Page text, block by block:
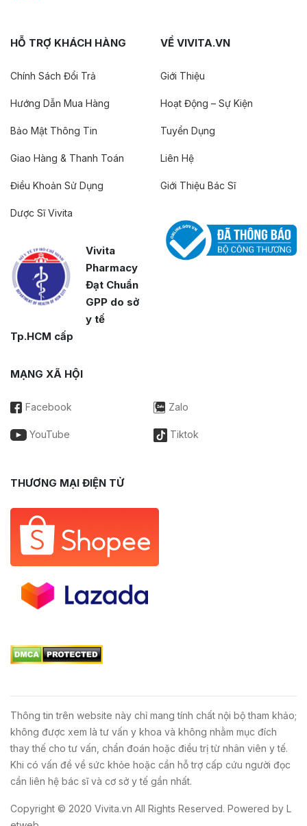
HỖ TRỢ KHÁCH HÀNG
Chính Sách Đổi Trả
Hướng Dẫn Mua Hàng
Bảo Mật Thông Tin
Giao Hàng & Thanh Toán
Điều Khoản Sử Dụng
Dược Sĩ Vivita
Vivita
Pharmacy
Đạt Chuẩn
GPP do sở
y tế
Tp.HCM cấp
VỀ VIVITA.VN
Giới Thiệu
Hoạt Động – Sự Kiện
Tuyển Dụng
Liên Hệ
Giới Thiệu Bác Sĩ
MẠNG XÃ HỘI
Facebook Zalo
YouTube Tiktok
THƯƠNG MẠI ĐIỆN TỬ
Thông tin trên website này chỉ mang tính chất nội bộ tham khảo;
không được xem là tư vấn y khoa và không nhằm mục đích
thay thế cho tư vấn, chẩn đoán hoặc điều trị từ nhân viên y tế.
Khi có vấn đề về sức khỏe hoặc cần hỗ trợ cấp cứu người đọc
cần liên hệ bác sĩ và cơ sở y tế gần nhất.
Copyright © 2020 Vivita.vn All Rights Reserved. Powered by L